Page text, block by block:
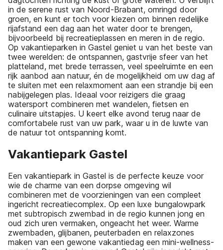
in de serene rust van Noord-Brabant, omringd door
groen, en kunt er toch voor kiezen om binnen redelijke
rijafstand een dag aan het water door te brengen,
bijvoorbeeld bij recreatieplassen en meren in de regio.
Op vakantieparken in Gastel geniet u van het beste van
twee werelden: de ontspannen, gastvrije sfeer van het
platteland, met brede terrassen, veel speelruimte en een
rijk aanbod aan natuur, én de mogelijkheid om uw dag af
te sluiten met een relaxmoment aan een strandje bij een
nabijgelegen plas. Ideaal voor reizigers die graag
watersport combineren met wandelen, fietsen en
culinaire uitstapjes. U keert elke avond terug naar de
comfortabele rust van uw park, waar u in de luwte van
de natuur tot ontspanning komt.
Vakantiepark Gastel
Een vakantiepark in Gastel is de perfecte keuze voor
wie de charme van een dorpse omgeving wil
combineren met de voorzieningen van een compleet
ingericht recreatiecomplex. Op een luxe bungalowpark
met subtropisch zwembad in de regio kunnen jong en
oud zich uren vermaken, ongeacht het weer. Warme
zwembaden, glijbanen, peuterbaden en relaxzones
maken van een gewone vakantiedag een mini-wellness-